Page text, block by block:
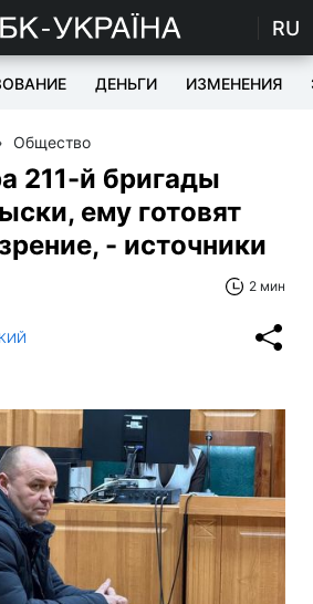
RU
ДЕНЬГИ ИЗМЕНЕНИЯ
Общество
211-й бригады
ему готовят
- источники
2 мин